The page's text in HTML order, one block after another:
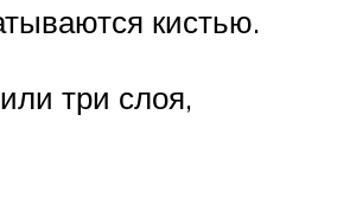
кистью.
три слоя,